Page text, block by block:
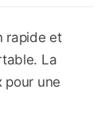
rapide et
La
pour une